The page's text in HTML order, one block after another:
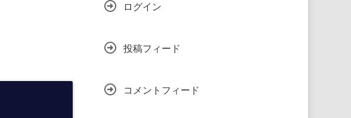
ログイン
投稿フィード
コメントフィード